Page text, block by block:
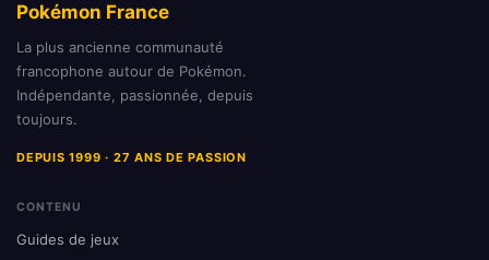
Pokémon France
La plus ancienne communauté
francophone autour de Pokémon.
Indépendante, passionnée, depuis
toujours.
DEPUIS 1999 · 27 ANS DE PASSION
CONTENU
Guides de jeux